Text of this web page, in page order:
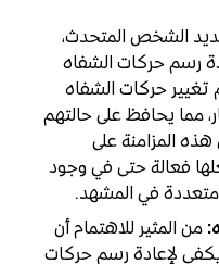
الشخص المتحدث،
رسم حركات الشفاه
حركات الشفاه
مما يحافظ على حالتهم
المزامنة على
فعالة حتى في وجود
في المشهد.
من المثير للاهتمام أن
لإعادة رسم حركات